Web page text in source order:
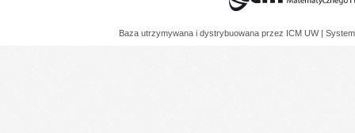
Baza utrzymywana i dystrybuowana przez ICM UW |